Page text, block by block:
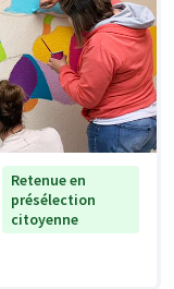
Retenue en
présélection
citoyenne